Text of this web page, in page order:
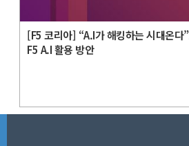
[F5 코리아] “A.I가 해킹하는 시대온다
F5 A.I 활용 방안